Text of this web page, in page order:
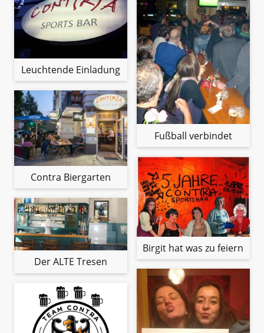
Leuchtende Einladung
Contra Biergarten
Der ALTE Tresen
Fußball verbindet
Birgit hat was zu feiern